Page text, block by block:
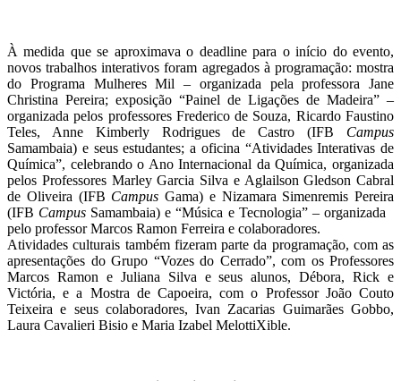
À medida que se aproximava o deadline para o início do evento,
novos trabalhos interativos foram agregados à programação: mostra
do Programa Mulheres Mil – organizada pela professora Jane
Christina Pereira; exposição “Painel de Ligações de Madeira” –
organizada pelos professores Frederico de Souza, Ricardo Faustino
Teles, Anne Kimberly Rodrigues de Castro (IFB Campus
Samambaia) e seus estudantes; a oficina “Atividades Interativas de
Química”, celebrando o Ano Internacional da Química, organizada
pelos Professores Marley Garcia Silva e Aglailson Gledson Cabral
de Oliveira (IFB Campus Gama) e Nizamara Simenremis Pereira
(IFB Campus Samambaia) e “Música e Tecnologia” – organizada
pelo professor Marcos Ramon Ferreira e colaboradores.
Atividades culturais também fizeram parte da programação, com as
apresentações do Grupo “Vozes do Cerrado”, com os Professores
Marcos Ramon e Juliana Silva e seus alunos, Débora, Rick e
Victória, e a Mostra de Capoeira, com o Professor João Couto
Teixeira e seus colaboradores, Ivan Zacarias Guimarães Gobbo,
Laura Cavalieri Bisio e Maria Izabel MelottiXible.